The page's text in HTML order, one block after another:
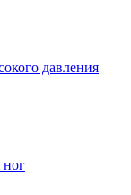
давления
ног